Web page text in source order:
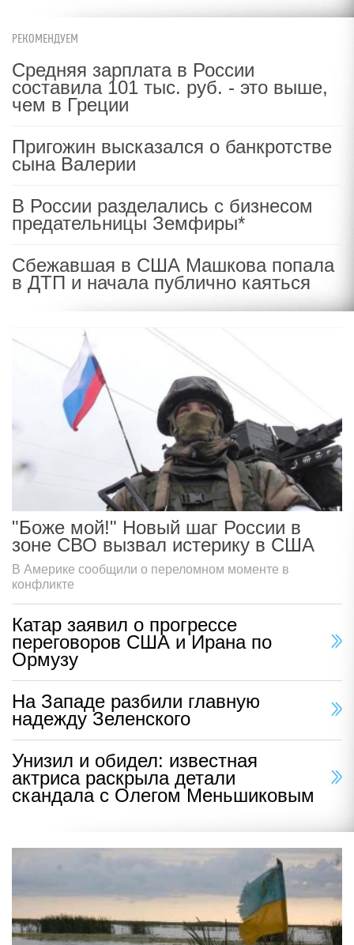
РЕКОМЕНДУЕМ
Средняя зарплата в России
составила 101 тыс. руб. - это выше,
чем в Греции
Пригожин высказался о банкротстве
сына Валерии
В России разделались с бизнесом
предательницы Земфиры*
Сбежавшая в США Машкова попала
в ДТП и начала публично каяться
"Боже мой!" Новый шаг России в
зоне СВО вызвал истерику в США
В Америке сообщили о переломном моменте в
конфликте
Катар заявил о прогрессе
переговоров США и Ирана по
Ормузу
На Западе разбили главную
надежду Зеленского
Унизил и обидел: известная
актриса раскрыла детали
скандала с Олегом Меньшиковым